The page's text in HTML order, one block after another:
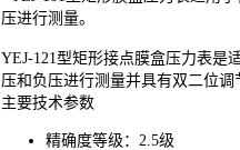
压进行测量。
YEJ-121型矩形接点膜盒压力表是
压和负压进行测量并具有双二位
主要技术参数
精确度等级：2.5级